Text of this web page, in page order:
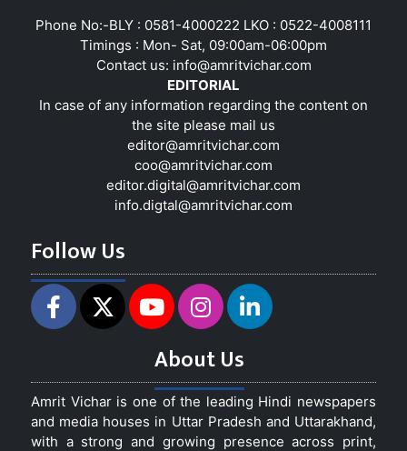
Phone No:-BLY : 0581-4000222 LKO : 0522-4008111
Timings : Mon- Sat, 09:00am-06:00pm
Contact us: info@amritvichar.com
EDITORIAL
In case of any information regarding the content on
the site please mail us
editor@amritvichar.com
coo@amritvichar.com
editor.digital@amritvichar.com
info.digtal@amritvichar.com
Follow Us
About Us
Amrit Vichar is one of the leading Hindi newspapers
and media houses in Uttar Pradesh and Uttarakhand,
with a strong and growing presence across print,